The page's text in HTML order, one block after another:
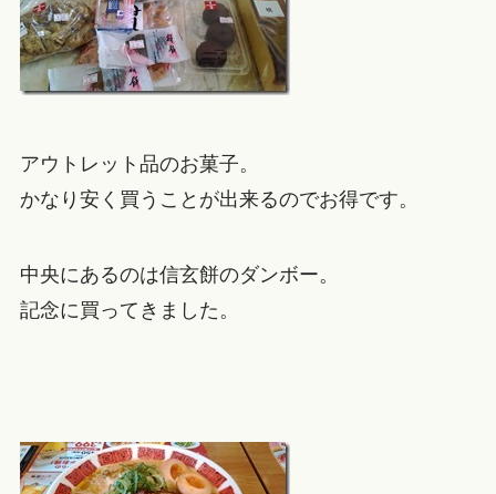
アウトレット品のお菓子。
かなり安く買うことが出来るのでお得です。
中央にあるのは信玄餅のダンボー。
記念に買ってきました。